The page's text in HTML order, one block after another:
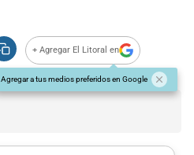
+ Agregar El Litoral en
Agregar a tus medios preferidos en Google